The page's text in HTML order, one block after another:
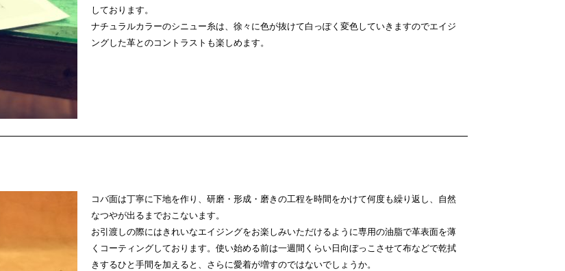
しております。
ナチュラルカラーのシニュー糸は、徐々に色が抜けて白っぽく変色していきますのでエイジ
ングした革とのコントラストも楽しめます。
コバ面は丁寧に下地を作り、研磨・形成・磨きの工程を時間をかけて何度も繰り返し、自然
なつやが出るまでおこないます。
お引渡しの際にはきれいなエイジングをお楽しみいただけるように専用の油脂で革表面を薄
くコーティングしております。使い始める前は一週間くらい日向ぼっこさせて布などで乾拭
きするひと手間を加えると、さらに愛着が増すのではないでしょうか。